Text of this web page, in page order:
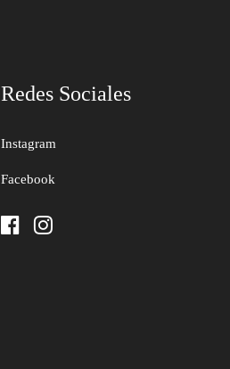
Redes Sociales
Instagram
Facebook